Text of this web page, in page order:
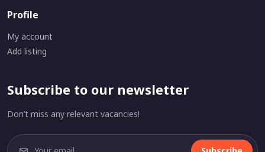
Profile
My account
Add listing
Subscribe to our newsletter
Don’t miss any relevant vacancies!